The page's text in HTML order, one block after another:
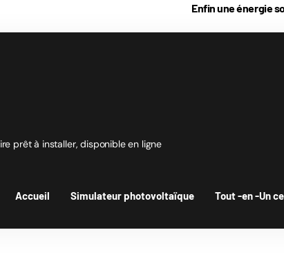
Vous achetez sur
prêt à installer, disponible en ligne
Accueil Simulateur photovoltaïque Tout -en -Un